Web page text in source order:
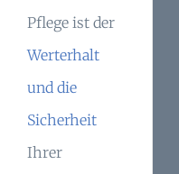
Pflege ist der
Werterhalt
und die
Sicherheit
Ihrer